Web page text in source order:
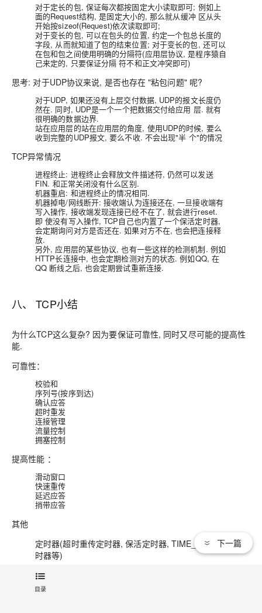
对于定长的包, 保证每次都按固定大小读取即可; 例如上
面的Request结构, 是固定大小的, 那么就从缓冲 区从头
开始按sizeof(Request)依次读取即可;
对于变长的包, 可以在包头的位置, 约定一个包总长度的
字段, 从而就知道了包的结束位置; 对于变长的包, 还可以
在包和包之间使用明确的分隔符(应用层协议, 是程序猿自
己来定的, 只要保证分隔 符不和正文冲突即可)
思考: 对于UDP协议来说, 是否也存在 "粘包问题" 呢?
对于UDP, 如果还没有上层交付数据, UDP的报文长度仍
然在. 同时, UDP是一个一个把数据交付给应用 层. 就有
很明确的数据边界.
站在应用层的站在应用层的角度, 使用UDP的时候, 要么
收到完整的UDP报文, 要么不收. 不会出现"半 个"的情况
TCP异常情况
进程终止: 进程终止会释放文件描述符, 仍然可以发送
FIN. 和正常关闭没有什么区别.
机器重启: 和进程终止的情况相同.
机器掉电/网线断开: 接收端认为连接还在, 一旦接收端有
写入操作, 接收端发现连接已经不在了, 就会进行reset.
即 使没有写入操作, TCP自己也内置了一个保活定时器,
会定期询问对方是否还在. 如果对方不在, 也会把连接释
放.
另外, 应用层的某些协议, 也有一些这样的检测机制. 例如
HTTP长连接中, 也会定期检测对方的状态. 例如QQ, 在
QQ 断线之后, 也会定期尝试重新连接.
八、 TCP小结
为什么TCP这么复杂? 因为要保证可靠性, 同时又尽可能的提高性
能.
可靠性：
校验和
序列号(按序到达)
确认应答
超时重发
连接管理
流量控制
拥塞控制
提高性能 ：
滑动窗口
快速重传
延迟应答
捎带应答
其他
定时器(超时重传定时器, 保活定时器, TIME_WAIT定
时器等)
目录
下一篇